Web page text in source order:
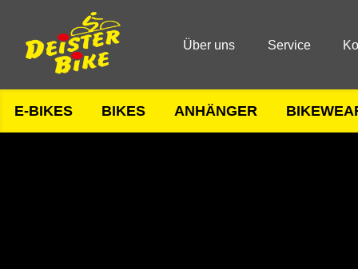
Über uns Service
E-BIKES BIKES ANHÄNGER